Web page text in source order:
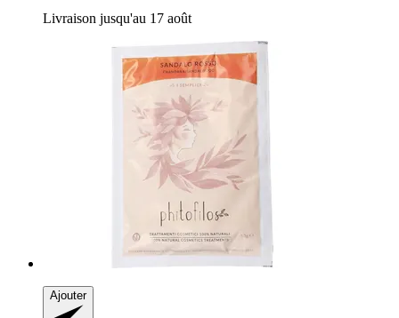
Livraison jusqu'au 17 août
Ajouter